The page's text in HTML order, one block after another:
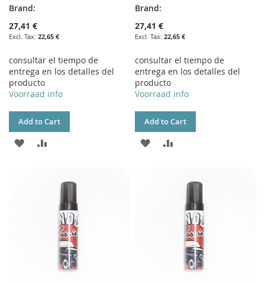
Brand:
27,41 €
22,65 €
consultar el tiempo de
entrega en los detalles del
producto
Voorraad info
Add to Cart
ADD
COMPARE
Brand:
27,41 €
22,65 €
consultar el tiempo de
entrega en los detalles del
producto
Voorraad info
Add to Cart
ADD
COMPARE